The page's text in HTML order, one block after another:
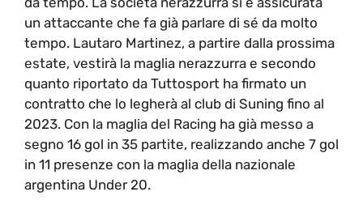
un attaccante che fa già parlare di sé da molto
tempo. Lautaro Martinez, a partire dalla prossima
estate, vestirà la maglia nerazzurra e secondo
quanto riportato da Tuttosport ha firmato un
contratto che lo legherà al club di Suning fino al
2023. Con la maglia del Racing ha già messo a
segno 16 gol in 35 partite, realizzando anche 7 gol
in 11 presenze con la maglia della nazionale
argentina Under 20.